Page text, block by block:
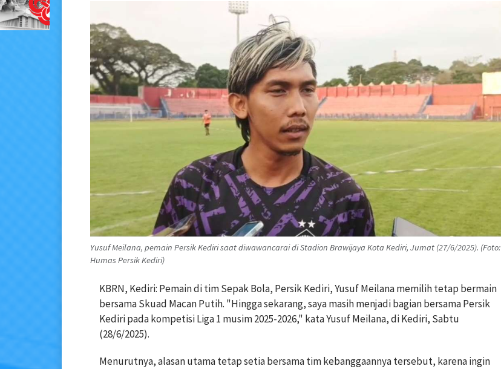
Yusuf Meilana, pemain Persik Kediri saat diwawancarai di Stadion Brawijaya Kota Kediri, Jumat (27/6/2025). (Foto:
Humas Persik Kediri)
KBRN, Kediri: Pemain di tim Sepak Bola, Persik Kediri, Yusuf Meilana memilih tetap bermain
bersama Skuad Macan Putih. "Hingga sekarang, saya masih menjadi bagian bersama Persik
Kediri pada kompetisi Liga 1 musim 2025-2026," kata Yusuf Meilana, di Kediri, Sabtu
(28/6/2025).
Menurutnya, alasan utama tetap setia bersama tim kebanggaannya tersebut, karena ingin